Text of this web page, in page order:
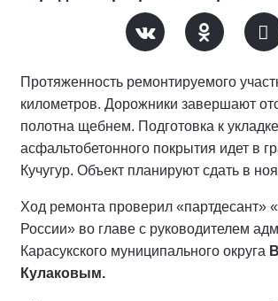
Протяженность ремонтируемого
километров. Дорожники завершают
полотна щебнем. Подготовка к укладке
асфальтобетонного покрытия идет в
Кучугур. Объект планируют сдать в
Ход ремонта проверил «партдесант»
России» во главе с руководителем
Карасукского муниципального округа
Кулаковым.